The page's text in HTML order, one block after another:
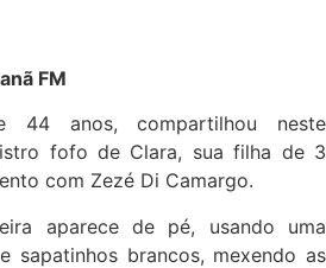
FM
44 anos, compartilhou neste
fofo de Clara, sua filha de 3
com Zezé Di Camargo.
aparece de pé, usando uma
sapatinhos brancos, mexendo as